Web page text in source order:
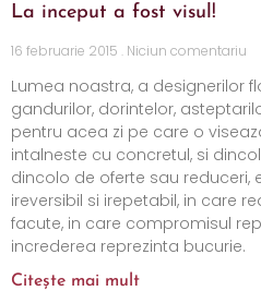
La inceput a fost visul!
16 februarie 2015 Niciun comentariu
Lumea noastra, a designerilor
gandurilor, dorintelor,
pentru acea zi pe care o
intalneste cu concretul, si
dincolo de oferte sau reduceri,
ireversibil si irepetabil, in care
facute, in care compromisul
increderea reprezinta bucurie.
Citește mai mult